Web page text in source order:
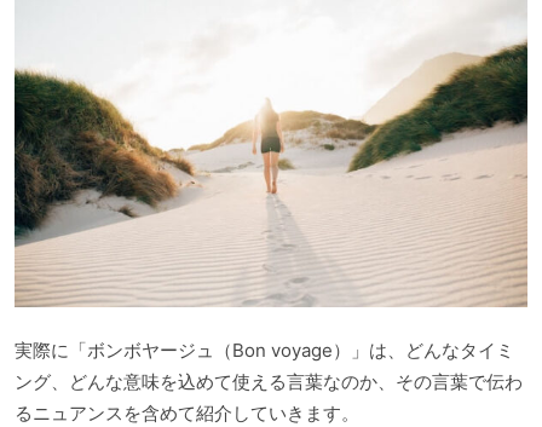
実際に「ボンボヤージュ（Bon voyage）」は、どんなタイミ
ング、どんな意味を込めて使える言葉なのか、その言葉で伝わ
るニュアンスを含めて紹介していきます。